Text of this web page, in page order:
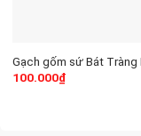
Gạch gốm sứ Bát Tràng
100.000₫